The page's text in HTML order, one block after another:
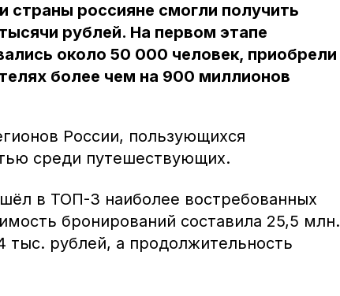
страны россияне смогли получить
рублей. На первом этапе
около 50 000 человек, приобрели
более чем на 900 миллионов
России, пользующихся
среди путешествующих.
в ТОП-3 наиболее востребованных
бронирований составила 25,5 млн.
тыс. рублей, а продолжительность